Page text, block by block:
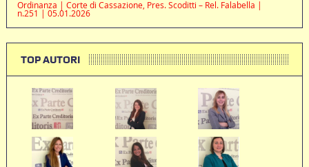
Ordinanza | Corte di Cassazione, Pres. Scoditti – Rel. Falabella |
n.251 | 05.01.2026
TOP AUTORI